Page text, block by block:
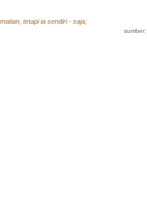
tetapi ia sendiri - saja;